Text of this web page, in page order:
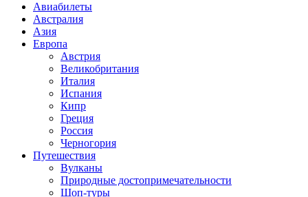
Авиабилеты
Австралия
Азия
Европа
Австрия
Великобритания
Италия
Испания
Кипр
Греция
Россия
Черногория
Путешествия
Вулканы
Природные достопримечательности
Шоп-туры